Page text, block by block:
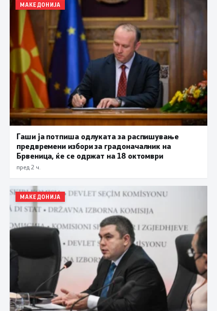
МАКЕДОНИЈА
Гаши ја потпиша одлуката за распишување
предвремени избори за градоначалник на
Брвеница, ќе се одржат на 18 октомври
пред 2 ч.
МАКЕДОНИЈА